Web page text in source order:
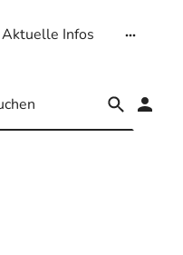
Aktuelle Infos